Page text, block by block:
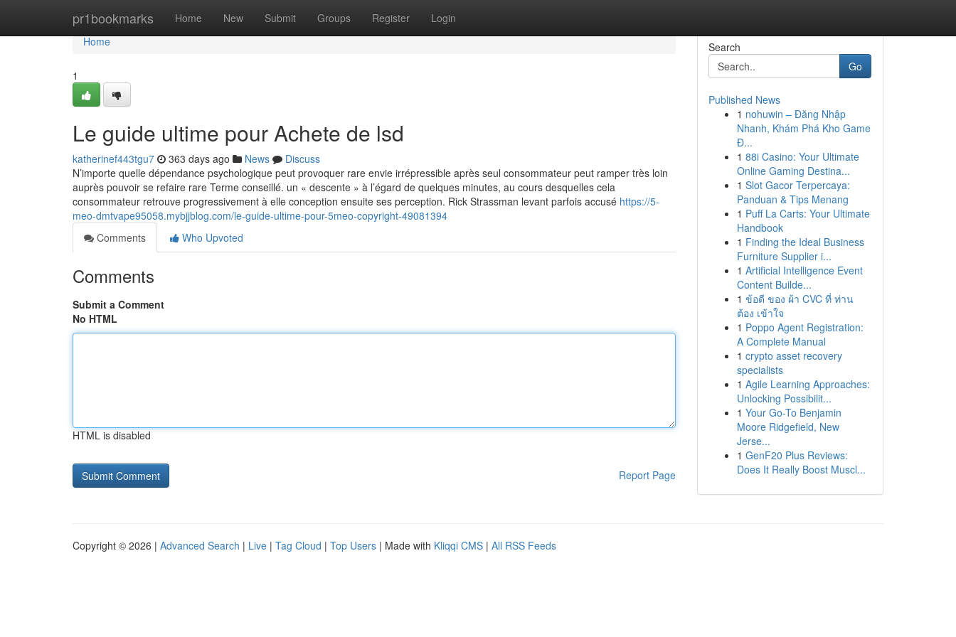
pr1bookmarks Home New Submit Groups Register Login
Home
Home
1
Le guide ultime pour Achete de lsd
katherinef443tgu7 363 days ago News
Discuss
N’importe quelle dépendance psychologique peut provoquer rare envie irrépressible après seul consommateur peut ramper très loin
auprès pouvoir se refaire rare Terme conseillé. un « descente » à l’égard de quelques minutes, au cours desquelles cela
consommateur retrouve progressivement à elle conception ensuite ses perception. Rick Strassman levant parfois accusé https://5-
meo-dmtvape95058.mybjjblog.com/le-guide-ultime-pour-5meo-copyright-49081394
Comments
Who Upvoted
Comments
Submit a Comment
No HTML
HTML is disabled
Report Page
Search
Go
Published News
1 nohuwin – Đăng Nhập
Nhanh, Khám Phá Kho Game
Đ...
1 88i Casino: Your Ultimate
Online Gaming Destina...
1 Slot Gacor Terpercaya:
Panduan & Tips Menang
1 Puff La Carts: Your Ultimate
Handbook
1 Finding the Ideal Business
Furniture Supplier i...
1 Artificial Intelligence Event
Content Builde...
1 ข้อดี ของ ผ้า CVC ที่ ท่าน
ต้อง เข้าใจ
1 Poppo Agent Registration:
A Complete Manual
1 crypto asset recovery
specialists
1 Agile Learning Approaches:
Unlocking Possibilit...
1 Your Go-To Benjamin
Moore Ridgefield, New
Jerse...
1 GenF20 Plus Reviews:
Does It Really Boost Muscl...
Copyright © 2026 | Advanced Search | Live | Tag Cloud | Top Users | Made with Kliqqi CMS | All RSS Feeds